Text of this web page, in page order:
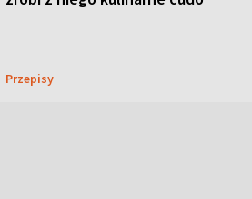
Przepisy